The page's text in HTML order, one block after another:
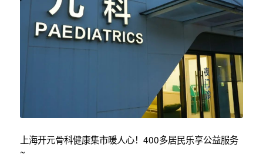
上海开元骨科健康集市暖人心！400多居民乐享公益服务